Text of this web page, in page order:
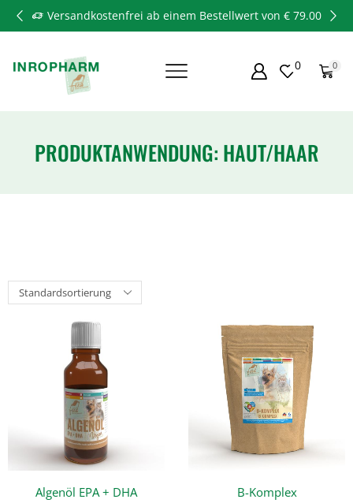
Versandkostenfrei ab einem Bestellwert von € 79.00
0 0
PRODUKTANWENDUNG: HAUT/HAAR
Algenöl EPA + DHA B-Komplex